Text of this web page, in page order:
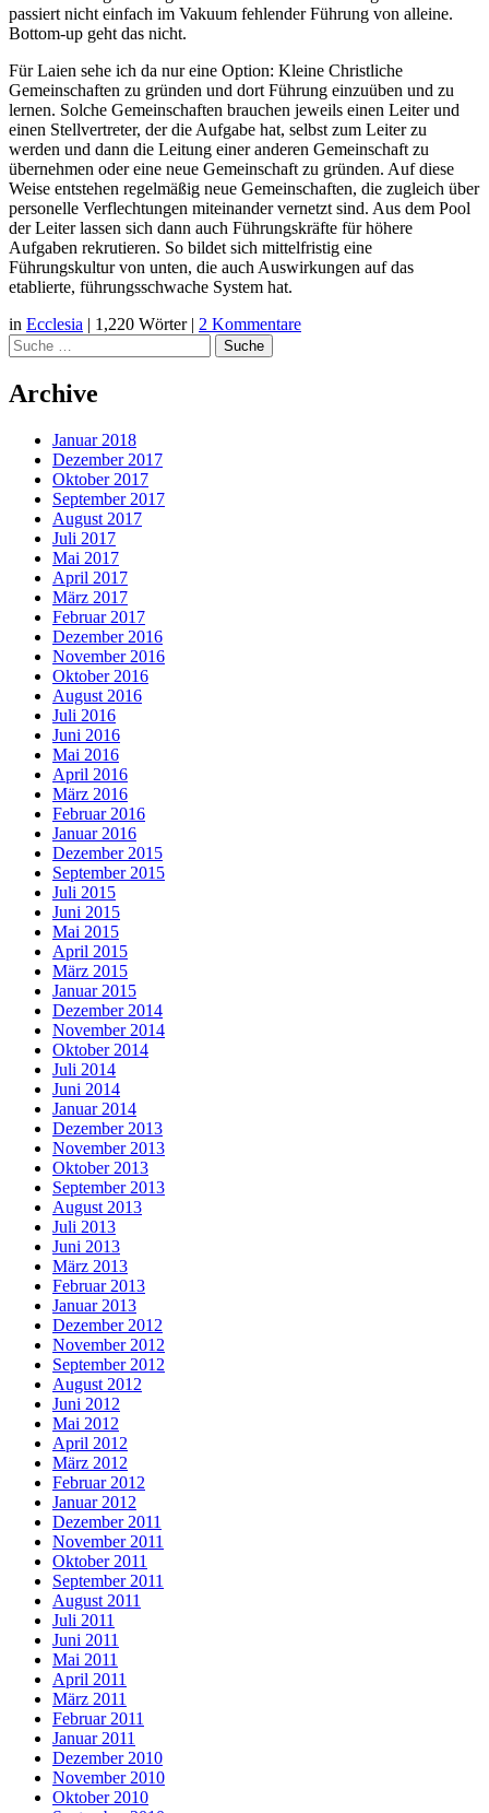
passiert nicht einfach im Vakuum fehlender Führung von alleine.
Bottom-up geht das nicht.
Für Laien sehe ich da nur eine Option: Kleine Christliche
Gemeinschaften zu gründen und dort Führung einzuüben und zu
lernen. Solche Gemeinschaften brauchen jeweils einen Leiter und
einen Stellvertreter, der die Aufgabe hat, selbst zum Leiter zu
werden und dann die Leitung einer anderen Gemeinschaft zu
übernehmen oder eine neue Gemeinschaft zu gründen. Auf diese
Weise entstehen regelmäßig neue Gemeinschaften, die zugleich über
personelle Verflechtungen miteinander vernetzt sind. Aus dem Pool
der Leiter lassen sich dann auch Führungskräfte für höhere
Aufgaben rekrutieren. So bildet sich mittelfristig eine
Führungskultur von unten, die auch Auswirkungen auf das
etablierte, führungsschwache System hat.
in Ecclesia | 1,220 Wörter | 2 Kommentare
Suche
Archive
Januar 2018
Dezember 2017
Oktober 2017
September 2017
August 2017
Juli 2017
Mai 2017
April 2017
März 2017
Februar 2017
Dezember 2016
November 2016
Oktober 2016
August 2016
Juli 2016
Juni 2016
Mai 2016
April 2016
März 2016
Februar 2016
Januar 2016
Dezember 2015
September 2015
Juli 2015
Juni 2015
Mai 2015
April 2015
März 2015
Januar 2015
Dezember 2014
November 2014
Oktober 2014
Juli 2014
Juni 2014
Januar 2014
Dezember 2013
November 2013
Oktober 2013
September 2013
August 2013
Juli 2013
Juni 2013
März 2013
Februar 2013
Januar 2013
Dezember 2012
November 2012
September 2012
August 2012
Juni 2012
Mai 2012
April 2012
März 2012
Februar 2012
Januar 2012
Dezember 2011
November 2011
Oktober 2011
September 2011
August 2011
Juli 2011
Juni 2011
Mai 2011
April 2011
März 2011
Februar 2011
Januar 2011
Dezember 2010
November 2010
Oktober 2010